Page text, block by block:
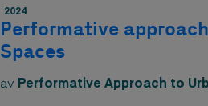
2024
Performative
Spaces
av Performative Approach to